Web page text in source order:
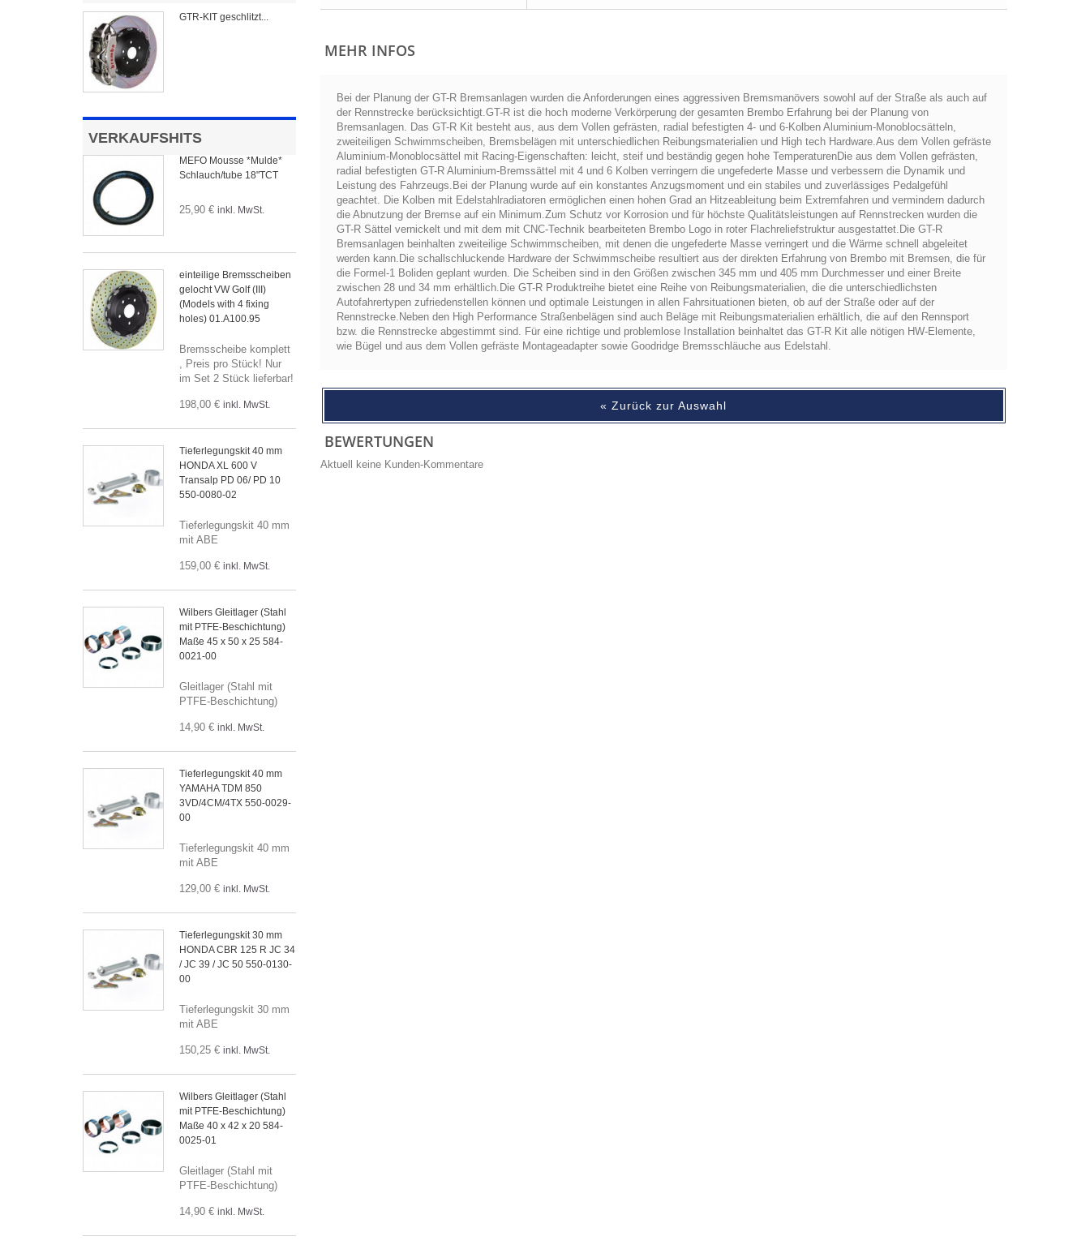
GTR-KIT geschlitzt...
VERKAUFSHITS
MEFO Mousse *Mulde*
Schlauch/tube 18"TCT
25,90 € inkl. MwSt.
einteilige Bremsscheiben
gelocht VW Golf (III)
(Models with 4 fixing
holes) 01.A100.95
Bremsscheibe komplett
, Preis pro Stück! Nur
im Set 2 Stück lieferbar!
198,00 € inkl. MwSt.
Tieferlegungskit 40 mm
HONDA XL 600 V
Transalp PD 06/ PD 10
550-0080-02
Tieferlegungskit 40 mm
mit ABE
159,00 € inkl. MwSt.
Wilbers Gleitlager (Stahl
mit PTFE-Beschichtung)
Maße 45 x 50 x 25 584-
0021-00
Gleitlager (Stahl mit
PTFE-Beschichtung)
14,90 € inkl. MwSt.
Tieferlegungskit 40 mm
YAMAHA TDM 850
3VD/4CM/4TX 550-0029-
00
Tieferlegungskit 40 mm
mit ABE
129,00 € inkl. MwSt.
Tieferlegungskit 30 mm
HONDA CBR 125 R JC 34
/ JC 39 / JC 50 550-0130-
00
Tieferlegungskit 30 mm
mit ABE
150,25 € inkl. MwSt.
Wilbers Gleitlager (Stahl
mit PTFE-Beschichtung)
Maße 40 x 42 x 20 584-
0025-01
Gleitlager (Stahl mit
PTFE-Beschichtung)
14,90 € inkl. MwSt.
MEHR INFOS
Bei der Planung der GT-R Bremsanlagen wurden die Anforderungen eines aggressiven Bremsmanövers sowohl auf der Straße als auch auf
der Rennstrecke berücksichtigt.GT-R ist die hoch moderne Verkörperung der gesamten Brembo Erfahrung bei der Planung von
Bremsanlagen. Das GT-R Kit besteht aus, aus dem Vollen gefrästen, radial befestigten 4- und 6-Kolben Aluminium-Monoblocsätteln,
zweiteiligen Schwimmscheiben, Bremsbelägen mit unterschiedlichen Reibungsmaterialien und High tech Hardware.Aus dem Vollen gefräste
Aluminium-Monoblocsättel mit Racing-Eigenschaften: leicht, steif und beständig gegen hohe TemperaturenDie aus dem Vollen gefrästen,
radial befestigten GT-R Aluminium-Bremssättel mit 4 und 6 Kolben verringern die ungefederte Masse und verbessern die Dynamik und
Leistung des Fahrzeugs.Bei der Planung wurde auf ein konstantes Anzugsmoment und ein stabiles und zuverlässiges Pedalgefühl
geachtet. Die Kolben mit Edelstahlradiatoren ermöglichen einen hohen Grad an Hitzeableitung beim Extremfahren und vermindern dadurch
die Abnutzung der Bremse auf ein Minimum.Zum Schutz vor Korrosion und für höchste Qualitätsleistungen auf Rennstrecken wurden die
GT-R Sättel vernickelt und mit dem mit CNC-Technik bearbeiteten Brembo Logo in roter Flachreliefstruktur ausgestattet.Die GT-R
Bremsanlagen beinhalten zweiteilige Schwimmscheiben, mit denen die ungefederte Masse verringert und die Wärme schnell abgeleitet
werden kann.Die schallschluckende Hardware der Schwimmscheibe resultiert aus der direkten Erfahrung von Brembo mit Bremsen, die für
die Formel-1 Boliden geplant wurden. Die Scheiben sind in den Größen zwischen 345 mm und 405 mm Durchmesser und einer Breite
zwischen 28 und 34 mm erhältlich.Die GT-R Produktreihe bietet eine Reihe von Reibungsmaterialien, die die unterschiedlichsten
Autofahrertypen zufriedenstellen können und optimale Leistungen in allen Fahrsituationen bieten, ob auf der Straße oder auf der
Rennstrecke.Neben den High Performance Straßenbelägen sind auch Beläge mit Reibungsmaterialien erhältlich, die auf den Rennsport
bzw. die Rennstrecke abgestimmt sind. Für eine richtige und problemlose Installation beinhaltet das GT-R Kit alle nötigen HW-Elemente,
wie Bügel und aus dem Vollen gefräste Montageadapter sowie Goodridge Bremsschläuche aus Edelstahl.
« Zurück zur Auswahl
BEWERTUNGEN
Aktuell keine Kunden-Kommentare